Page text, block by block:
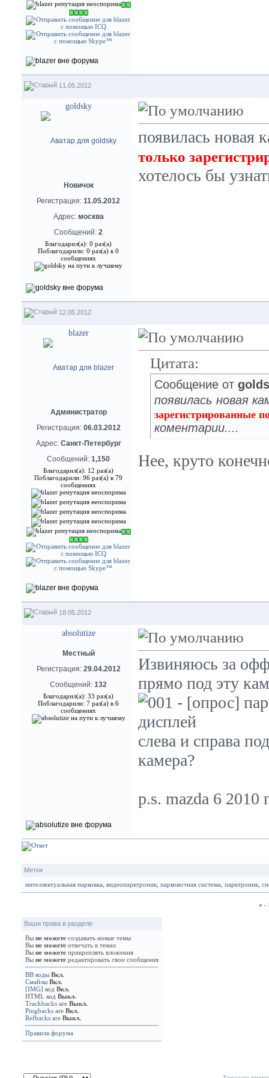
11.05.2012
goldsky
Новичок
Регистрация: 11.05.2012
Адрес: москва
Сообщений: 2
Благодарил(а): 0 раз(а)
Поблагодарили: 0 раз(а) в 0
сообщениях
появилась новая
только
хотелось бы
12.05.2012
blazer
Администратор
Регистрация: 06.03.2012
Адрес: Санкт-Петербург
Сообщений: 1,150
Благодарил(а): 12 раз(а)
Поблагодарили: 96 раз(а) в 79
сообщениях
Цитата:
Сообщение от
появилась новая
зарегистрированные
коментарии....
Нее, круто
18.05.2012
absolutize
Местный
Регистрация: 29.04.2012
Сообщений: 132
Благодарил(а): 33 раз(а)
Поблагодарили: 7 раз(а) в 6
сообщениях
Извиняюсь за
прямо под эту
слева и справа
камера?
p.s. mazda 6 2010
Метки
интеллектуальная парковка видеопарктроник парковочная система парктроник
« -
Ваши права в разделе
Вы не можете создавать новые темы
Вы не можете отвечать в темах
Вы не можете прикреплять вложения
Вы не можете редактировать свои сообщения
BB коды Вкл.
Смайлы Вкл.
[IMG] код Вкл.
HTML код Выкл.
Trackbacks are Выкл.
Pingbacks are Вкл.
Refbacks are Выкл.
Правила форума